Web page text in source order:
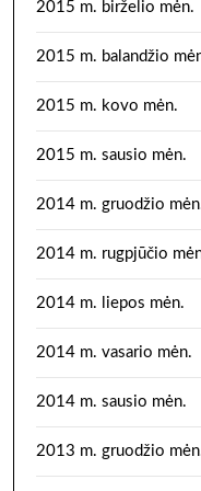
2015 m. birželio mėn.
2015 m. balandžio
2015 m. kovo mėn.
2015 m. sausio mėn.
2014 m. gruodžio
2014 m. rugpjūčio
2014 m. liepos mėn.
2014 m. vasario mėn.
2014 m. sausio mėn.
2013 m. gruodžio